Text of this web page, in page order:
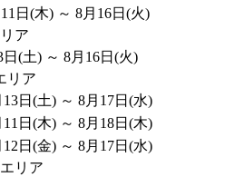
日(木) ～ 8月16日(火)
ア
日(土) ～ 8月16日(火)
リア
13日(土) ～ 8月17日(水)
11日(木) ～ 8月18日(木)
12日(金) ～ 8月17日(水)
リア